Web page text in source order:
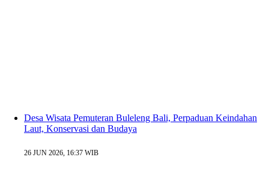
Desa Wisata Pemuteran Buleleng Bali, Perpaduan Keindahan
Laut, Konservasi dan Budaya
26 JUN 2026, 16:37 WIB